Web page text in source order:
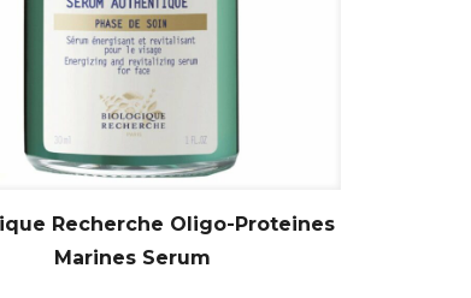
Recherche Oligo-Proteines
Marines Serum